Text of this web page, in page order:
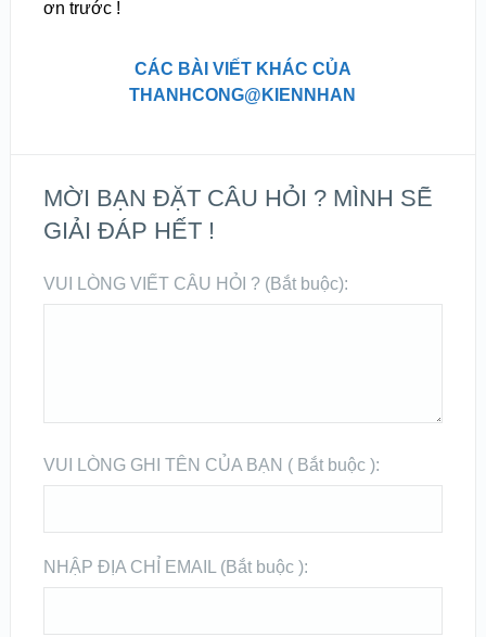
ơn trước !
CÁC BÀI VIẾT KHÁC CỦA
THANHCONG@KIENNHAN
MỜI BẠN ĐẶT CÂU HỎI ? MÌNH SẼ
GIẢI ĐÁP HẾT !
VUI LÒNG VIẾT CÂU HỎI ? (Bắt buộc):
VUI LÒNG GHI TÊN CỦA BẠN ( Bắt buộc ):
NHẬP ĐỊA CHỈ EMAIL (Bắt buộc ):